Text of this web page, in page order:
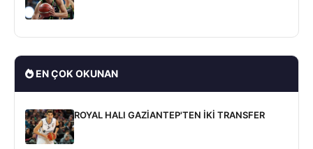
EN ÇOK OKUNAN
ROYAL HALI GAZİANTEP'TEN İKİ TRANSFER